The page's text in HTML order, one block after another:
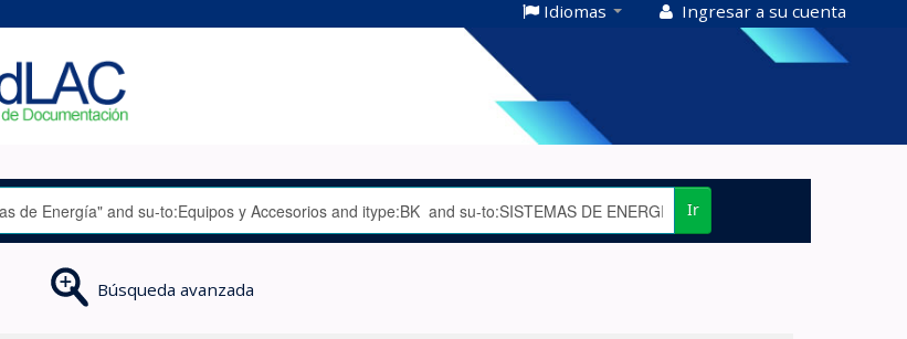
Idiomas Ingresar a su cuenta
Ir
Búsqueda avanzada